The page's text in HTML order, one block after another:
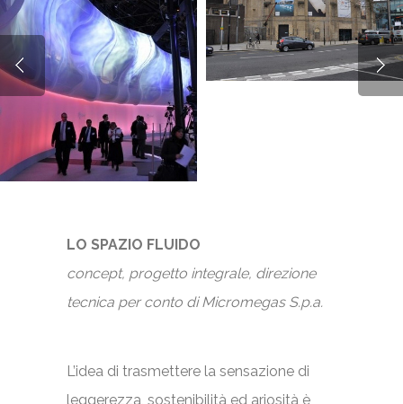
LO SPAZIO FLUIDO
concept, progetto integrale, direzione
tecnica per conto di Micromegas S.p.a.
L’idea di trasmettere la sensazione di
leggerezza, sostenibilità ed ariosità è